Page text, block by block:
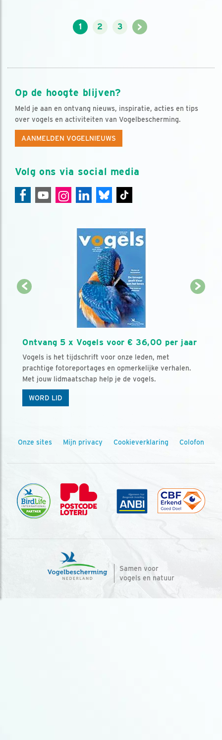
1 2 3 >
Op de hoogte blijven?
Meld je aan en ontvang nieuws, inspiratie, acties en tips
over vogels en activiteiten van Vogelbescherming.
AANMELDEN VOGELNIEUWS
Volg ons via social media
Ontvang 5 x Vogels voor € 36,00 per jaar
Vogels is het tijdschrift voor onze leden, met
prachtige fotoreportages en opmerkelijke verhalen.
Met jouw lidmaatschap help je de vogels.
WORD LID
Onze sites Mijn privacy Cookieverklaring Colofon
Samen voor
vogels en natuur